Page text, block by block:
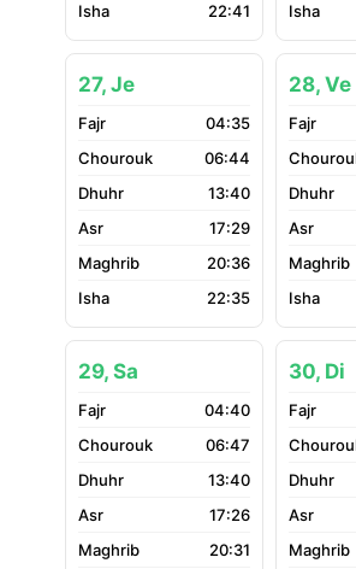
22:41
27, Je
04:35
06:44
13:40
17:29
20:36
22:35
28, Ve
29, Sa
04:40
06:47
13:40
17:26
20:31
30, Di